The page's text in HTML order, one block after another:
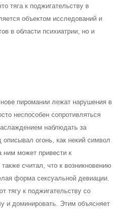
тяга к поджигательству в
объектом исследований и
в области психиатрии, но и
пиромании лежат нарушения в
неспособен сопротивляться
наблюдать за
огонь, как некий символ
ним может привести к
считал, что к возникновению
форма сексуальной девиации.
тягу к поджигательству со
и доминировать. Этим объясняет